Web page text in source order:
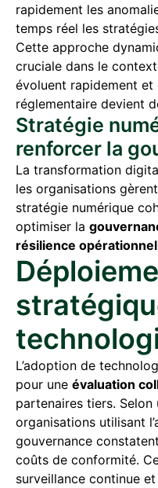
rapidement les
temps réel les
Cette approche
cruciale dans le
évoluent rapidement
réglementaire devient
Stratégie
renforcer la
La transformation
les organisations
stratégie numérique
optimiser la
résilience
L’adoption de
pour une évaluation
partenaires tiers. Selon
organisations utilisant
gouvernance
coûts de conformité.
surveillance continue